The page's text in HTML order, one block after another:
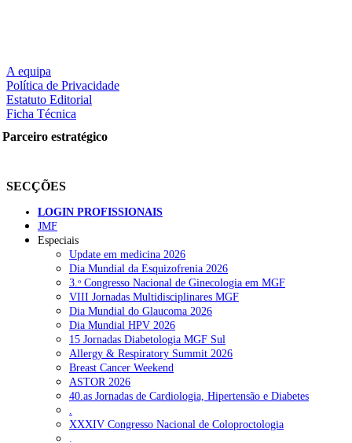
A equipa
Política de Privacidade
Estatuto Editorial
Ficha Técnica
Parceiro estratégico
SECÇÕES
LOGIN PROFISSIONAIS
JMF
Especiais
Update em medicina 2026
Dia Mundial da Esquizofrenia 2026
3.ᵒ Congresso Nacional de Ginecologia em MGF
VIII Jornadas Multidisciplinares MGF
Dia Mundial do Glaucoma 2026
Dia Mundial HPV 2026
15 Jornadas Diabetologia MGF Sul
Allergy & Respiratory Summit 2026
Breast Cancer Weekend
ASTOR 2026
40.as Jornadas de Cardiologia, Hipertensão e Diabetes
XXXIV Congresso Nacional de Coloproctologia